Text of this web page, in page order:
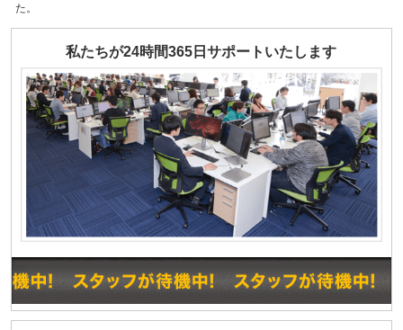
た。
私たちが24時間365日サポートいたします